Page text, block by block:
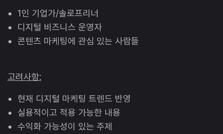
1인 기업가/솔로프리너
디지털 비즈니스 운영자
콘텐츠 마케팅에 관심 있는 사람들
고려사항:
현재 디지털 마케팅 트렌드 반영
실용적이고 적용 가능한 내용
수익화 가능성이 있는 주제